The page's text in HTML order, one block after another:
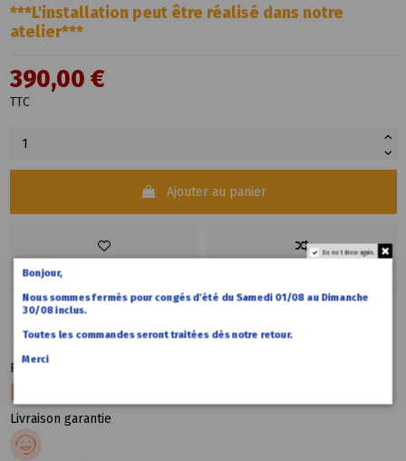
***L'installation peut être réalisé dans notre
atelier***
390,00 €
TTC
Ajouter au panier
Paiement sécurité
Livraison garantie
Do not show again.
Bonjour,
Nous sommes fermés pour congés d’été du Samedi 01/08 au Dimanche
30/08 inclus.
Toutes les commandes seront traitées dès notre retour.
Merci